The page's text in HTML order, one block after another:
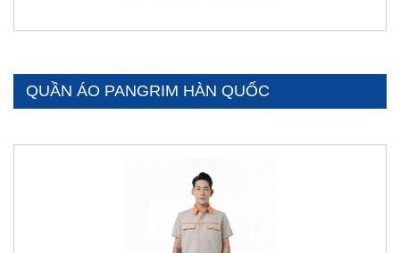
QUẦN ÁO PANGRIM HÀN QUỐC